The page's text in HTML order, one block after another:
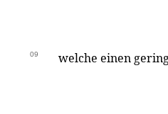
09 welche einen